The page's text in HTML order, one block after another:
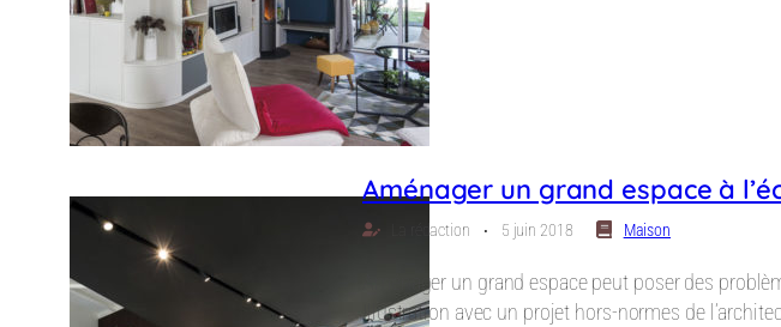
Aménager un grand espace à
La rédaction ⋅ 5 juin 2018 Maison
Aménager un grand espace peut poser des
Illustration avec un projet hors-normes de